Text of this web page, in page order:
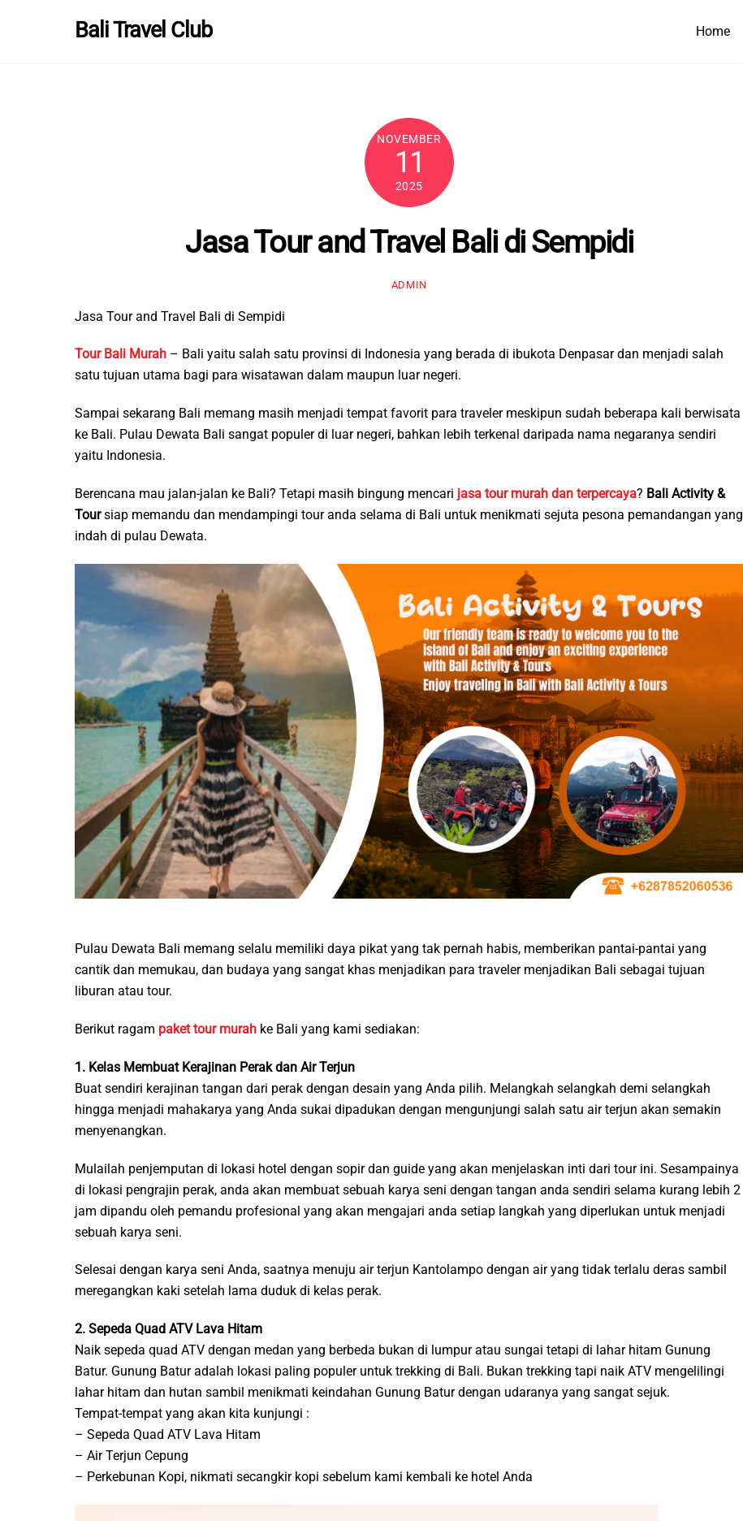
Bali Travel Club Home
NOVEMBER
11
2025
Jasa Tour and Travel Bali di Sempidi
ADMIN
Jasa Tour and Travel Bali di Sempidi
Tour Bali Murah – Bali yaitu salah satu provinsi di Indonesia yang berada di ibukota Denpasar dan menjadi salah
satu tujuan utama bagi para wisatawan dalam maupun luar negeri.
Sampai sekarang Bali memang masih menjadi tempat favorit para traveler meskipun sudah beberapa kali berwisata
ke Bali. Pulau Dewata Bali sangat populer di luar negeri, bahkan lebih terkenal daripada nama negaranya sendiri
yaitu Indonesia.
Berencana mau jalan-jalan ke Bali? Tetapi masih bingung mencari jasa tour murah dan terpercaya? Bali Activity &
Toursiap memandu dan mendampingi tour anda selama di Bali untuk menikmati sejuta pesona pemandangan yang
indah di pulau Dewata.
Pulau Dewata Bali memang selalu memiliki daya pikat yang tak pernah habis, memberikan pantai-pantai yang
cantik dan memukau, dan budaya yang sangat khas menjadikan para traveler menjadikan Bali sebagai tujuan
liburan atau tour.
Berikut ragam paket tour murah ke Bali yang kami sediakan:
1. Kelas Membuat Kerajinan Perak dan Air Terjun
Buat sendiri kerajinan tangan dari perak dengan desain yang Anda pilih. Melangkah selangkah demi selangkah
hingga menjadi mahakarya yang Anda sukai dipadukan dengan mengunjungi salah satu air terjun akan semakin
menyenangkan.
Mulailah penjemputan di lokasi hotel dengan sopir dan guide yang akan menjelaskan inti dari tour ini. Sesampainya
di lokasi pengrajin perak, anda akan membuat sebuah karya seni dengan tangan anda sendiri selama kurang lebih 2
jam dipandu oleh pemandu profesional yang akan mengajari anda setiap langkah yang diperlukan untuk menjadi
sebuah karya seni.
Selesai dengan karya seni Anda, saatnya menuju air terjun Kantolampo dengan air yang tidak terlalu deras sambil
meregangkan kaki setelah lama duduk di kelas perak.
2. Sepeda Quad ATV Lava Hitam
Naik sepeda quad ATV dengan medan yang berbeda bukan di lumpur atau sungai tetapi di lahar hitam Gunung
Batur. Gunung Batur adalah lokasi paling populer untuk trekking di Bali. Bukan trekking tapi naik ATV mengelilingi
lahar hitam dan hutan sambil menikmati keindahan Gunung Batur dengan udaranya yang sangat sejuk.
Tempat-tempat yang akan kita kunjungi :
– Sepeda Quad ATV Lava Hitam
– Air Terjun Cepung
– Perkebunan Kopi, nikmati secangkir kopi sebelum kami kembali ke hotel Anda